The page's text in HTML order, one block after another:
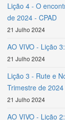
Lição 4 - O
de 2024 - CPAD
21 Julho 2024
AO VIVO - Lição
21 Julho 2024
Lição 3 - Rute e
Trimestre de 2024
21 Julho 2024
AO VIVO - Lição